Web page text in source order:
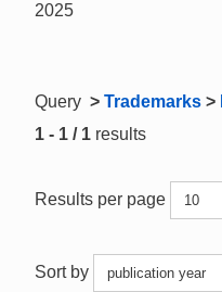
2025
Query > Trademarks >
1 - 1 / 1 results
Results per page
Sort by